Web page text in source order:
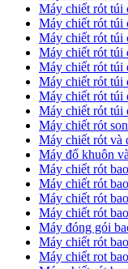
Máy chiết rót túi
Máy chiết rót túi
Máy chiết rót túi
Máy chiết rót túi
Máy chiết rót túi
Máy chiết rót túi
Máy chiết rót túi
Máy chiết rót túi
Máy chiết rót
Máy chiết rót và
Máy đổ khuôn
Máy chiết rót
Máy chiết rót
Máy chiết rót
Máy chiết rót
Máy đóng gói
Máy chiết rót
Máy chiết rot